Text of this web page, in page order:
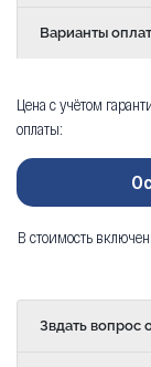
Варианты
Цена с учётом
оплаты:
В стоимость
Звдать вопрос